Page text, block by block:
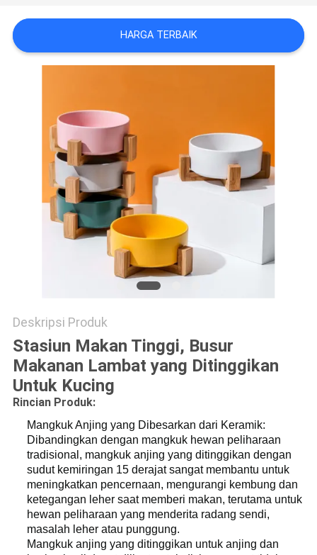
HARGA TERBAIK
Deskripsi Produk
Stasiun Makan Tinggi, Busur
Makanan Lambat yang Ditinggikan
Untuk Kucing
Rincian Produk:
Mangkuk Anjing yang Dibesarkan dari Keramik:
Dibandingkan dengan mangkuk hewan peliharaan
tradisional, mangkuk anjing yang ditinggikan dengan
sudut kemiringan 15 derajat sangat membantu untuk
meningkatkan pencernaan, mengurangi kembung dan
ketegangan leher saat memberi makan, terutama untuk
hewan peliharaan yang menderita radang sendi,
masalah leher atau punggung.
Mangkuk anjing yang ditinggikan untuk anjing dan